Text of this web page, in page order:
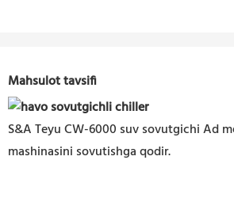
Mahsulot tavsifi
S&A Teyu CW-6000 suv sovutgichi Ad
mashinasini sovutishga qodir.